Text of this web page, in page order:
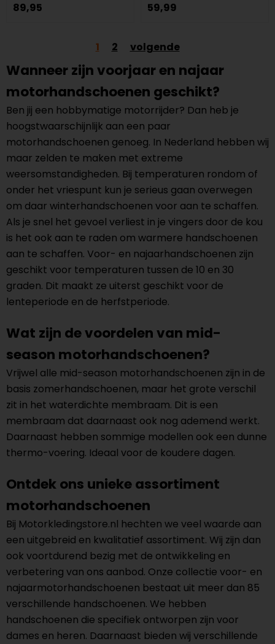
89,95
59,99
1 2 volgende
Wanneer zijn voorjaar en najaar
motorhandschoenen geschikt?
Ben jij een hobbymatige motorrijder? Dan heb je
hoogstwaarschijnlijk aan een paar
motorhandschoenen genoeg. In Nederland hebben wij
maar zelden te maken met extreme
weersomstandigheden. Bij temperaturen rondom of
onder het vriespunt kun je serieus gaan overwegen
om daar winterhandschoenen voor aan te schaffen.
Als je snel het gevoel verliest in je vingers door de kou
is het ook aan te raden om warmere handschoenen
aan te schaffen. Voor- en najaarhandschoenen zijn
geschikt voor temperaturen tussen de 10 en 30
graden. Dit maakt ze uiterst geschikt voor de
lenteperiode en de herfstperiode.
Wat zijn de voordelen van mid-
season motorhandschoenen?
Vrijwel alle mid-season motorhandschoenen zijn in de
basis zomerhandschoenen, maar het grote verschil
zit in het waterdichte membraam. Dit is een
membraam dat daarnaast ook nog ademend werkt.
Daarnaast hebben sommige modellen ook een dunne
thermo-voering. Ideaal voor de koudere dagen.
Ontdek ons unieke assortiment
motorhandschoenen
Bij Motorkledingstore.nl hechten we veel waarde aan
een uitgebreid en kwalitatief assortiment. Wij zijn dan
ook voortdurend bezig met de ontwikkeling en
verbetering van ons aanbod. Onze collectie voor- en
najaarmotorhandschoenen bestaat uit meer dan 85
verschillende handschoenen. We hebben
handschoenen die specifiek ontworpen zijn voor
dames en heren. Daarnaast bieden wij verschillende